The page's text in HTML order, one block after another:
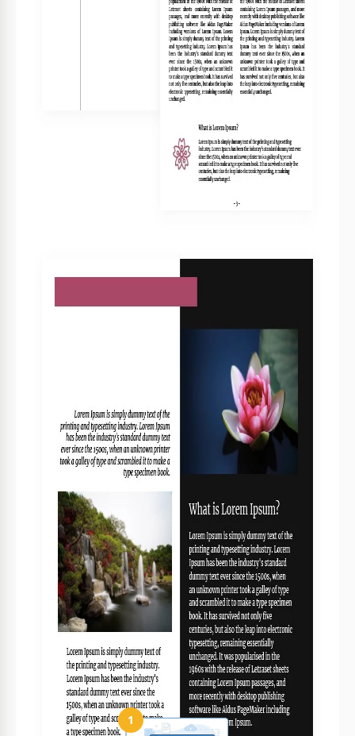
Sections d'introduction et d'article personnalisables
Espaces réservés pour images et graphiques
Personnalisez le titre de la couverture selon votre
Insérez des images personnelles pour une touche
Mettez à jour régulièrement le contenu pour rester
pertinent.
Est-ce compatible avec Microsoft Word?
Oui, vous pouvez le télécharger et le modifier dans
Est-ce facile à personnaliser?
Oui, vous pouvez facilement modifier texte et
images.
Puis-je utiliser ce modèle gratuitement?
Oui, il est totalement gratuit à télécharger et à
utiliser.
Ai-je besoin de compétences spéciales?
Non, il est convivial et ne nécessite pas de
compétences particulières.
Quel est le meilleur usage pour ce modèle?
Idéal pour les publications liées à la santé et les
livres informatifs.
Comment utiliser et modifier ce modèle
1